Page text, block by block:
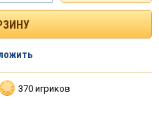
370 игриков